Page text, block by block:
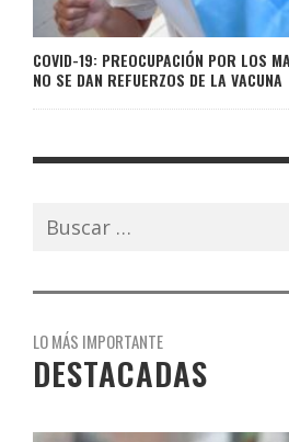
COVID-19: PREOCUPACIÓN POR LOS
NO SE DAN REFUERZOS DE LA VACUNA
Buscar:
LO MÁS IMPORTANTE
DESTACADAS